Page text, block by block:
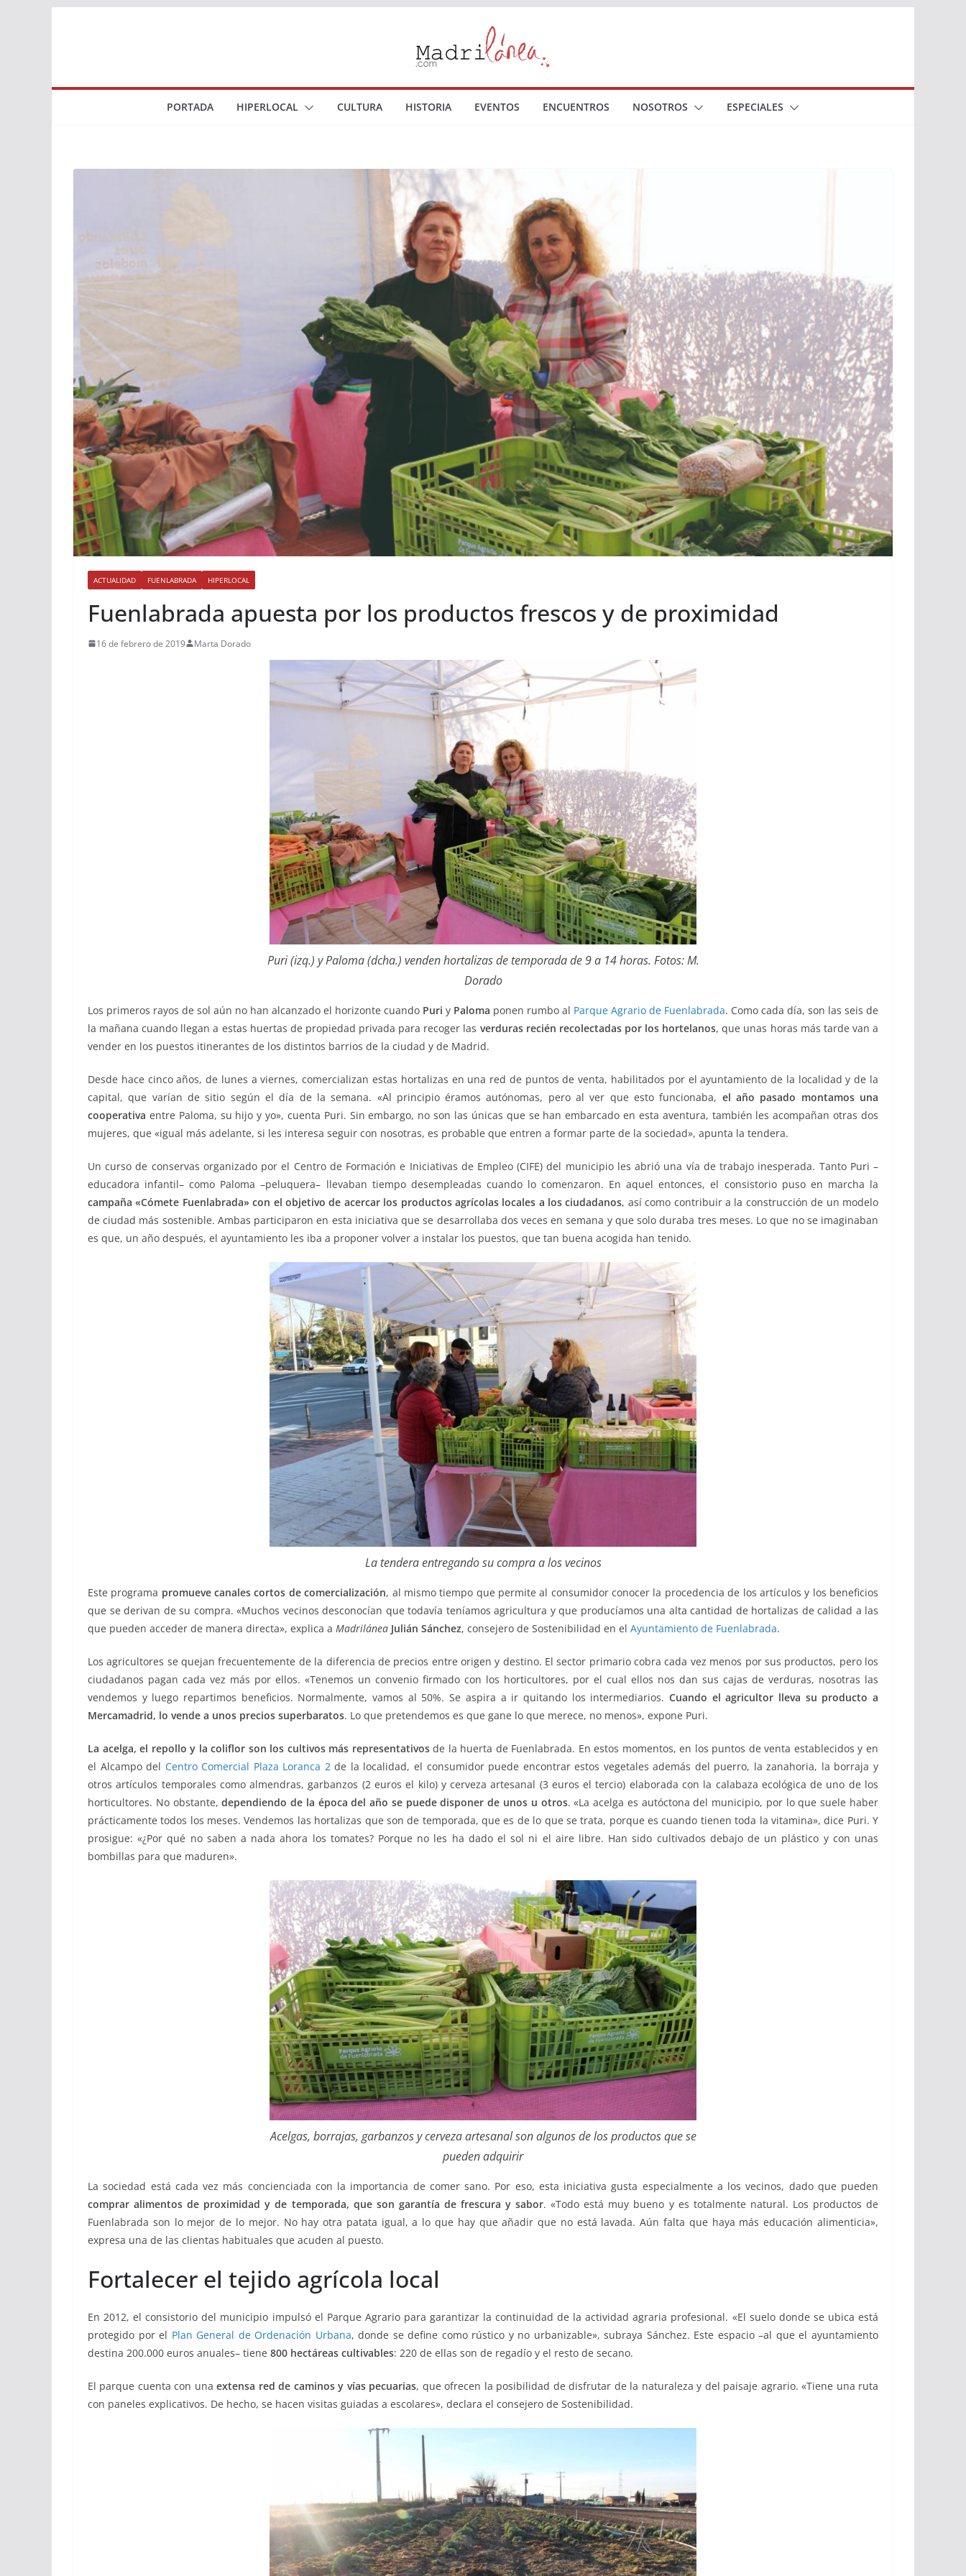
PORTADA HIPERLOCAL CULTURA HISTORIA EVENTOS ENCUENTROS NOSOTROS ESPECIALES
ACTUALIDAD FUENLABRADA HIPERLOCAL
Fuenlabrada apuesta por los productos frescos y de proximidad
16 de febrero de 2019 Marta Dorado
Puri (izq.) y Paloma (dcha.) venden hortalizas de temporada de 9 a 14 horas. Fotos: M.
Dorado
Los primeros rayos de sol aún no han alcanzado el horizonte cuando Puri y Paloma ponen rumbo al Parque Agrario de Fuenlabrada. Como cada día, son las seis de
la mañana cuando llegan a estas huertas de propiedad privada para recoger las verduras recién recolectadas por los hortelanos, que unas horas más tarde van a
vender en los puestos itinerantes de los distintos barrios de la ciudad y de Madrid.
Desde hace cinco años, de lunes a viernes, comercializan estas hortalizas en una red de puntos de venta, habilitados por el ayuntamiento de la localidad y de la
capital, que varían de sitio según el día de la semana. «Al principio éramos autónomas, pero al ver que esto funcionaba, el año pasado montamos una
cooperativa entre Paloma, su hijo y yo», cuenta Puri. Sin embargo, no son las únicas que se han embarcado en esta aventura, también les acompañan otras dos
mujeres, que «igual más adelante, si les interesa seguir con nosotras, es probable que entren a formar parte de la sociedad», apunta la tendera.
Un curso de conservas organizado por el Centro de Formación e Iniciativas de Empleo (CIFE) del municipio les abrió una vía de trabajo inesperada. Tanto Puri –
educadora infantil– como Paloma –peluquera– llevaban tiempo desempleadas cuando lo comenzaron. En aquel entonces, el consistorio puso en marcha la
campaña «Cómete Fuenlabrada» con el objetivo de acercar los productos agrícolas locales a los ciudadanos, así como contribuir a la construcción de un modelo
de ciudad más sostenible. Ambas participaron en esta iniciativa que se desarrollaba dos veces en semana y que solo duraba tres meses. Lo que no se imaginaban
es que, un año después, el ayuntamiento les iba a proponer volver a instalar los puestos, que tan buena acogida han tenido.
La tendera entregando su compra a los vecinos
Este programa promueve canales cortos de comercialización, al mismo tiempo que permite al consumidor conocer la procedencia de los artículos y los beneficios
que se derivan de su compra. «Muchos vecinos desconocían que todavía teníamos agricultura y que producíamos una alta cantidad de hortalizas de calidad a las
que pueden acceder de manera directa», explica a Madrilánea Julián Sánchez, consejero de Sostenibilidad en el Ayuntamiento de Fuenlabrada.
Los agricultores se quejan frecuentemente de la diferencia de precios entre origen y destino. El sector primario cobra cada vez menos por sus productos, pero los
ciudadanos pagan cada vez más por ellos. «Tenemos un convenio firmado con los horticultores, por el cual ellos nos dan sus cajas de verduras, nosotras las
vendemos y luego repartimos beneficios. Normalmente, vamos al 50%. Se aspira a ir quitando los intermediarios. Cuando el agricultor lleva su producto a
Mercamadrid, lo vende a unos precios superbaratos. Lo que pretendemos es que gane lo que merece, no menos», expone Puri.
La acelga, el repollo y la coliflor son los cultivos más representativosde la huerta de Fuenlabrada. En estos momentos, en los puntos de venta establecidos y en
el Alcampo del Centro Comercial Plaza Loranca 2 de la localidad, el consumidor puede encontrar estos vegetales además del puerro, la zanahoria, la borraja y
otros artículos temporales como almendras, garbanzos (2 euros el kilo) y cerveza artesanal (3 euros el tercio) elaborada con la calabaza ecológica de uno de los
horticultores. No obstante,dependiendo de la época del año se puede disponer de unos u otros. «La acelga es autóctona del municipio, por lo que suele haber
prácticamente todos los meses. Vendemos las hortalizas que son de temporada, que es de lo que se trata, porque es cuando tienen toda la vitamina», dice Puri. Y
prosigue: «¿Por qué no saben a nada ahora los tomates? Porque no les ha dado el sol ni el aire libre. Han sido cultivados debajo de un plástico y con unas
bombillas para que maduren».
Acelgas, borrajas, garbanzos y cerveza artesanal son algunos de los productos que se
pueden adquirir
La sociedad está cada vez más concienciada con la importancia de comer sano. Por eso, esta iniciativa gusta especialmente a los vecinos, dado que pueden
comprar alimentos de proximidad y de temporada, que son garantía de frescura y sabor. «Todo está muy bueno y es totalmente natural. Los productos de
Fuenlabrada son lo mejor de lo mejor. No hay otra patata igual, a lo que hay que añadir que no está lavada. Aún falta que haya más educación alimenticia»,
expresa una de las clientas habituales que acuden al puesto.
Fortalecer el tejido agrícola local
En 2012, el consistorio del municipio impulsó el Parque Agrario para garantizar la continuidad de la actividad agraria profesional. «El suelo donde se ubica está
protegido por el Plan General de Ordenación Urbana, donde se define como rústico y no urbanizable», subraya Sánchez. Este espacio –al que el ayuntamiento
destina 200.000 euros anuales– tiene 800 hectáreas cultivables: 220 de ellas son de regadío y el resto de secano.
El parque cuenta con unaextensa red de caminos y vías pecuarias, que ofrecen la posibilidad de disfrutar de la naturaleza y del paisaje agrario. «Tiene una ruta
con paneles explicativos. De hecho, se hacen visitas guiadas a escolares», declara el consejero de Sostenibilidad.